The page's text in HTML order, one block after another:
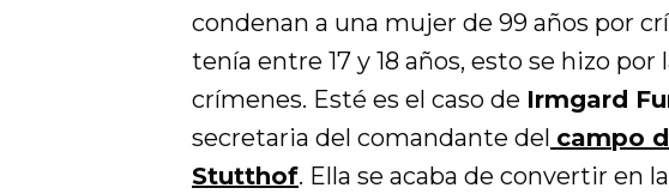
condenan a una mujer de 99 años por
tenía entre 17 y 18 años, esto se hizo
crímenes. Esté es el caso de Irmgard
secretaria del comandante del campo
Stutthof. Ella se acaba de convertir en